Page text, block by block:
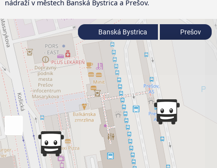
nádraží v městech Banská Bystrica a Prešov.
Banská Bystrica Prešov